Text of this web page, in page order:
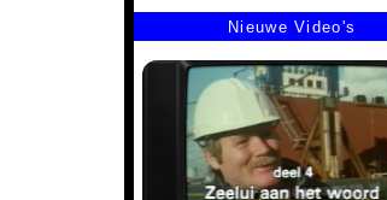
Nieuwe Video's